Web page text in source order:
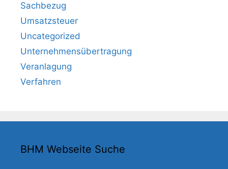
Sachbezug
Umsatzsteuer
Uncategorized
Unternehmensübertragung
Veranlagung
Verfahren
BHM Webseite Suche